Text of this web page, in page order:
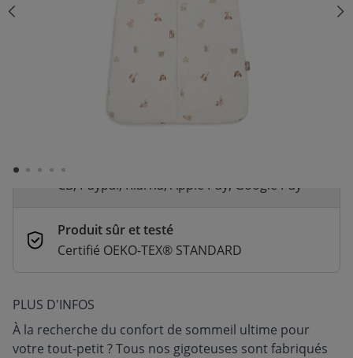
Livraison rapide
En stock | Livraison rapide (2 à 5 jours
Paiement sécurisé et flexible
CB, Paypal, Klarna, Apple Pay, Google Pay
Produit sûr et testé
Certifié OEKO-TEX® STANDARD
PLUS D'INFOS
À la recherche du confort de sommeil ultime pour
votre tout-petit ? Tous nos gigoteuses sont fabriqués